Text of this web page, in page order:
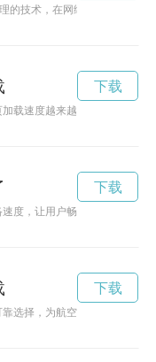
的技术，在网络安全领域具
载速度越来越挑剔。神马加
下载
度，让用户畅享网络世界的
下载
选择，为航空交通提供了更
下载